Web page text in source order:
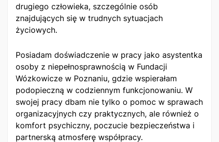
drugiego człowieka, szczególnie osób
znajdujących się w trudnych sytuacjach
życiowych.
Posiadam doświadczenie w pracy jako asystentka
osoby z niepełnosprawnością w Fundacji
Wózkowicze w Poznaniu, gdzie wspierałam
podopieczną w codziennym funkcjonowaniu. W
swojej pracy dbam nie tylko o pomoc w sprawach
organizacyjnych czy praktycznych, ale również o
komfort psychiczny, poczucie bezpieczeństwa i
partnerską atmosferę współpracy.